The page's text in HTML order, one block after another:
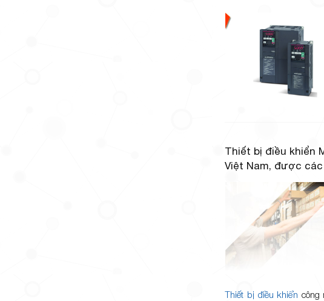
Thiết bị điều khiển
Việt Nam, được
Thiết bị điều khiển công